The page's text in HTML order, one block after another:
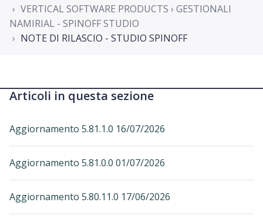
VERTICAL SOFTWARE PRODUCTS › GESTIONALI
NAMIRIAL - SPINOFF STUDIO
NOTE DI RILASCIO - STUDIO SPINOFF
Articoli in questa sezione
Aggiornamento 5.81.1.0 16/07/2026
Aggiornamento 5.81.0.0 01/07/2026
Aggiornamento 5.80.11.0 17/06/2026